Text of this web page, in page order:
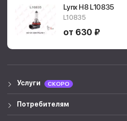
Lynx H8 L10835
L10835
от 630 ₽
Услуги СКОРО
Потребителям